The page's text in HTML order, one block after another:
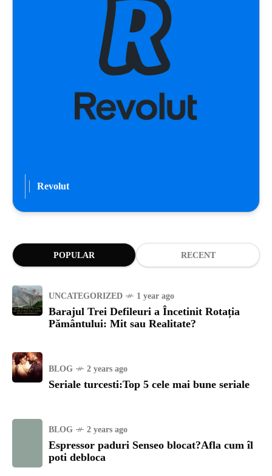
Revolut
POPULAR RECENT
UNCATEGORIZED 1 year ago
Barajul Trei Defileuri a Încetinit Rotația
Pământului: Mit sau Realitate?
BLOG 2 years ago
Seriale turcesti:Top 5 cele mai bune seriale
BLOG 2 years ago
Espressor paduri Senseo blocat?Afla cum îl
poti debloca